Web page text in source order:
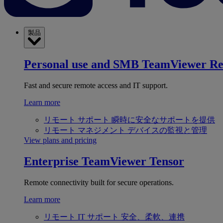
製品
Personal use and SMB TeamViewer
Fast and secure remote access and IT support.
Learn more
リモート サポート 瞬時に安全なサポートを提供
リモート マネジメント デバイスの監視と管理
View plans and pricing
Enterprise TeamViewer Tensor
Remote connectivity built for secure operations.
Learn more
リモート IT サポート 安全、柔軟、連携